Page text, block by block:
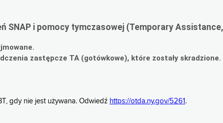
SNAP i pomocy tymczasowej (Temporary
zastępcze TA (gotówkowe), które zostały skradzione.
gdy nie jest używana. Odwiedź https://otda.ny.gov/5261 .